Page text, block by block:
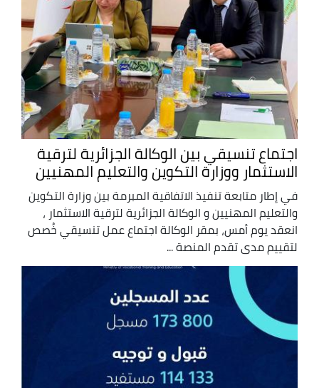
اجتماع تنسيقي بين الوكالة الجزائرية لترقية
الاستثمار ووزارة التكوين والتعليم المهنيين
في إطار متابعة تنفيذ الاتفاقية المبرمة بين وزارة التكوين
والتعليم المهنيين و الوكالة الجزائرية لترقية الاستثمار ،
انعقد يوم أمس، بمقر الوكالة اجتماع عمل تنسيقي خُصص
لتقييم مدى تقدم المنصة ...